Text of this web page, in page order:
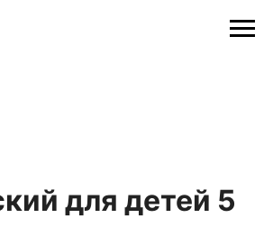
для детей 5